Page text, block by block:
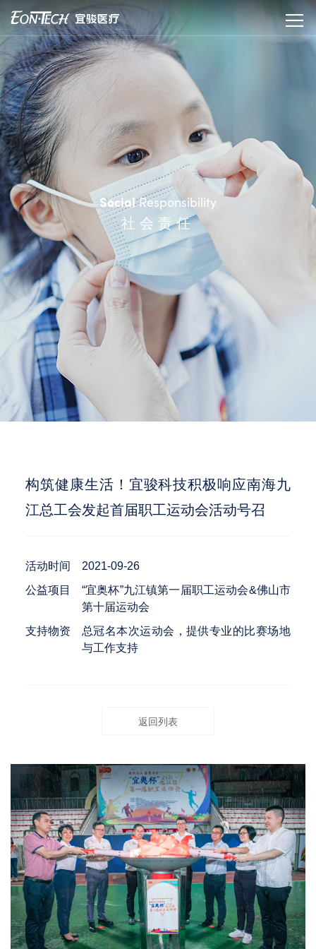
Social Responsibility
社会责任
构筑健康生活！宜骏科技积极响应南海九
江总工会发起首届职工运动会活动号召
活动时间
2021-09-26
公益项目
“宜奥杯”九江镇第一届职工运动会&佛山市
第十届运动会
支持物资
总冠名本次运动会，提供专业的比赛场地
与工作支持
返回列表